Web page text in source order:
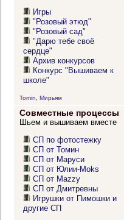
Игры
"Розовый этюд"
"Розовый сад"
"Дарю тебе своё
сердце"
Архив конкурсов
Конкурс "Вышиваем к
школе"
Tomin
Мирьям
Совместные процессы
Шьем и вышиваем вместе
СП по фотостежку
СП от Томин
СП от Маруси
СП от Юлии-Moks
СП от Mazzy
СП от Дмитревны
Игрушки от Пимошки и
другие СП